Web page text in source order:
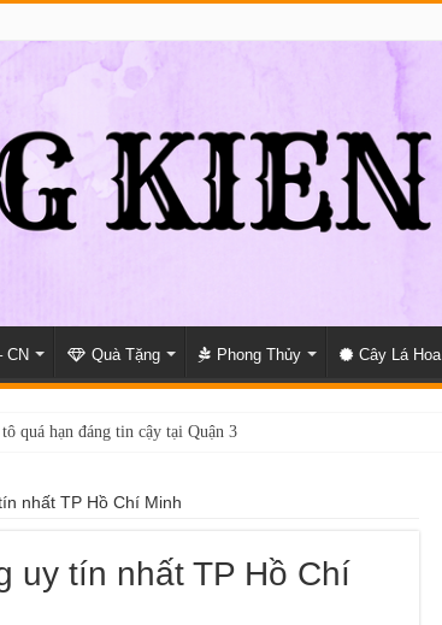
CN Quà Tặng Phong Thủy Cây Lá Hoa
quá hạn đáng tin cậy tại Quận 3
nhất TP Hồ Chí Minh
uy tín nhất TP Hồ Chí